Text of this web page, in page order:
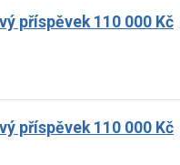
příspěvek 110 000 Kč
příspěvek 110 000 Kč